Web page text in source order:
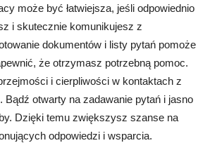
może być łatwiejsza, jeśli odpowiednio
i skutecznie komunikujesz z
dokumentów i listy pytań pomoże
że otrzymasz potrzebną pomoc.
i cierpliwości w kontaktach z
Bądź otwarty na zadawanie pytań i jasno
Dzięki temu zwiększysz szanse na
odpowiedzi i wsparcia.